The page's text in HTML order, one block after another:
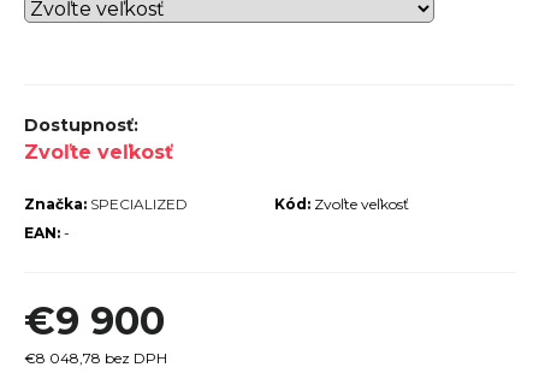
Zvoľte veľkosť
Kód: Zvoľte veľkosť
Značka: SPECIALIZED
EAN: -
€9 900
€8 048,78 bez DPH
r
m
TREK
MARLIN